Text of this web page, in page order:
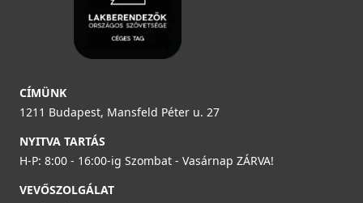
CÍMÜNK
1211 Budapest, Mansfeld Péter u. 27
NYITVA TARTÁS
H-P: 8:00 - 16:00-ig Szombat - Vasárnap ZÁRVA!
VEVŐSZOLGÁLAT